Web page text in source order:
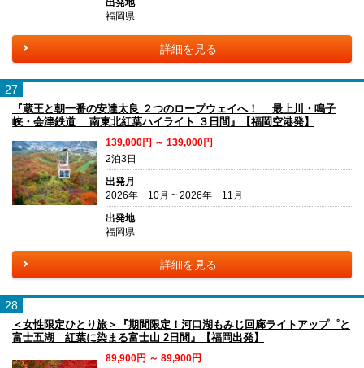
出発地
福岡県
詳細を見る
27
『蔵王と朝一番の安達太良 ２つのロープウェイへ！ 最上川・鳴子
峡・会津鉄道 南東北紅葉ハイライト ３日間』【福岡空港発】
139,000円 ～ 139,000円
2泊3日
出発月
2026年 10月 ~ 2026年 11月
出発地
福岡県
詳細を見る
28
＜女性限定ひとり旅＞『期間限定！河口湖もみじ回廊ライトアップ゜と
富士五湖 紅葉に染まる富士山 2日間』【福岡出発】
89,900円 ～ 89,900円